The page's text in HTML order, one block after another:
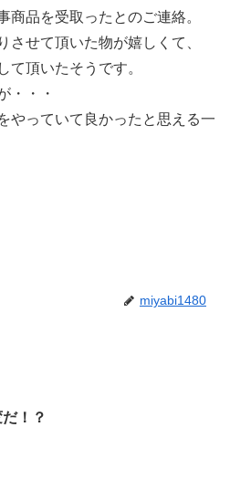
商品を受取ったとのご連絡。
させて頂いた物が嬉しくて、
て頂いたそうです。
・・・
やっていて良かったと思える一
miyabi1480
！？